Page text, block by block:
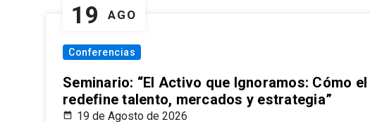
19 AGO
Conferencias
Seminario: “El Activo que Ignoramos: Cómo
redefine talento, mercados y estrategia”
19 de Agosto de 2026